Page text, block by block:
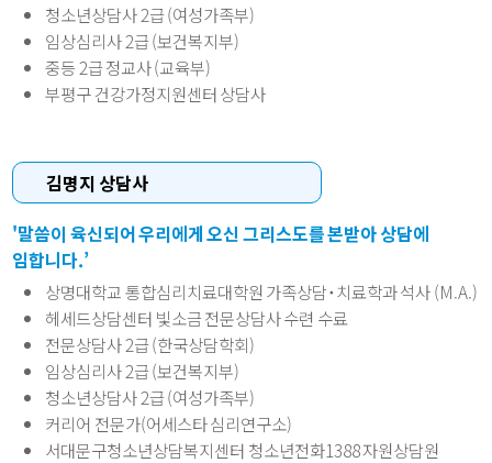
청소년상담사 2급 (여성가족부)
임상심리사 2급 (보건복지부)
중등 2급 정교사 (교육부)
부평구 건강가정지원센터 상담사
김명지 상담사
'말씀이 육신되어 우리에게 오신 그리스도를 본받아 상담에
임합니다.’
상명대학교 통합심리치료대학원 가족상담˙치료학과 석사 (M.A.)
헤세드상담센터 빛소금 전문상담사 수련 수료
전문상담사 2급 (한국상담학회)
임상심리사 2급 (보건복지부)
청소년상담사 2급 (여성가족부)
커리어 전문가(어세스타 심리연구소)
서대문구청소년상담복지센터 청소년전화1388 자원상담원